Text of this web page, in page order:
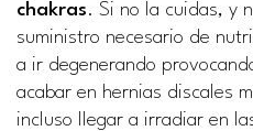
chakras. Si no la cuidas, y
suministro necesario de
a ir degenerando
acabar en hernias discales
incluso llegar a irradiar en